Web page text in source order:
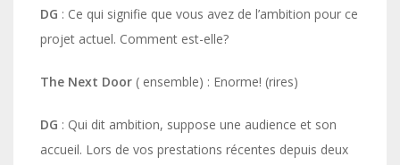
DG : Ce qui signifie que vous avez de l’ambition pour ce
projet actuel. Comment est-elle?
The Next Door ( ensemble) : Enorme! (rires)
DG : Qui dit ambition, suppose une audience et son
accueil. Lors de vos prestations récentes depuis deux